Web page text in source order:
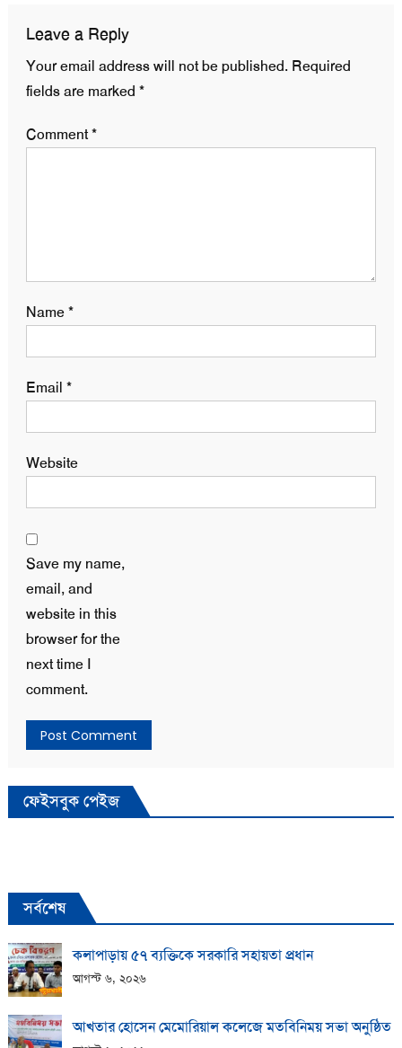
Leave a Reply
Your email address will not be published. Required
fields are marked *
Comment*
Name*
Email *
Website
Save my name,
email, and
website in this
browser for the
next time I
comment.
ফেইসবুক পেইজ
সর্বশেষ
কলাপাড়ায় ​৫৭ ব্যক্তিকে সরকারি সহায়তা প্রধান
আগস্ট ৬, ২০২৬
আখতার হোসেন মেমোরিয়াল কলেজে মতবিনিময় সভা অনুষ্ঠিত